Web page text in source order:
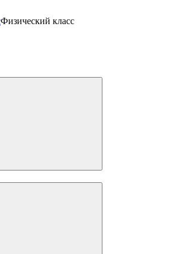
Физический класс